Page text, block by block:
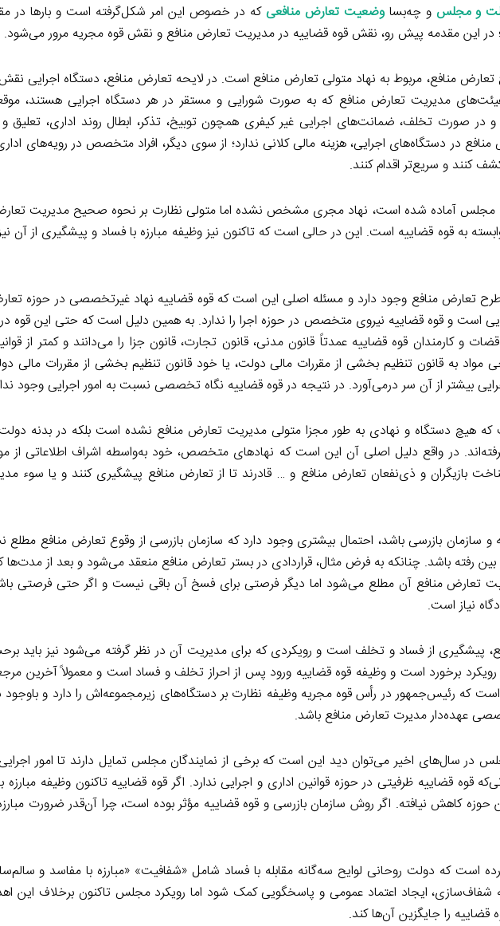
و مجلس و چه‌بساوضعیت تعارض منافعی که در خصوص این امر شکل‌گرفته است و بارها در
در این مقدمه پیش رو، نقش قوه قضاییه در مدیریت تعارض منافع و نقش قوه مجریه مرور می‌شود.
منافع، مربوط به نهاد متولی تعارض منافع است. در لایحه تعارض منافع، دستگاه اجرایی
هیئت‌های مدیریت تعارض منافع که به صورت شورایی و مستقر در هر دستگاه اجرایی هستند،
صورت تخلف، ضمانت‌های اجرایی غیر کیفری همچون توبیخ، تذکر، ابطال روند اداری، تعلیق
در دستگاه‌های اجرایی، هزینه مالی کلانی ندارد؛ از سوی دیگر، افراد متخصص در رویه‌های
کنند و سریع‌تر اقدام کنند.
مجلس آماده شده است، نهاد مجری مشخص نشده اما متولی نظارت بر نحوه صحیح مدیریت
به قوه قضاییه است. این در حالی است که تاکنون نیز وظیفه مبارزه با فساد و پیشگیری از آن
تعارض منافع وجود دارد و مسئله اصلی این است که قوه قضاییه نهاد غیرتخصصی در حوزه
است و قوه قضاییه نیروی متخصص در حوزه اجرا را ندارد. به همین دلیل است که حتی این قوه در
و کارمندان قوه قضاییه عمدتاً قانون مدنی، قانون تجارت، قانون جزا را می‌دانند و کمتر از
مواد به قانون تنظیم بخشی از مقررات مالی دولت، یا خود قانون تنظیم بخشی از مقررات مالی
بیشتر از آن سر درمی‌آورد. در نتیجه در قوه قضاییه نگاه تخصصی نسبت به امور اجرایی وجود
که هیچ دستگاه و نهادی به طور مجزا متولی مدیریت تعارض منافع نشده است بلکه در بدنه
گرفته‌اند. در واقع دلیل اصلی آن این است که نهادهای متخصص، خود به‌واسطه اشراف اطلاعاتی از
بازیگران و ذی‌نفعان تعارض منافع و … قادرند تا از تعارض منافع پیشگیری کنند و یا سوء
و سازمان بازرسی باشد، احتمال بیشتری وجود دارد که سازمان بازرسی از وقوع تعارض منافع مطلع
بین رفته باشد. چنانکه به فرض مثال، قراردادی در بستر تعارض منافع منعقد می‌شود و بعد از مدت‌ها
تعارض منافع آن مطلع می‌شود اما دیگر فرصتی برای فسخ آن باقی نیست و اگر حتی فرصتی
نیاز است.
پیشگیری از فساد و تخلف است و رویکردی که برای مدیریت آن در نظر گرفته می‌شود نیز باید
رویکرد برخورد است و وظیفه قوه قضاییه ورود پس از احراز تخلف و فساد است و معمولاً آخرین
که رئیس‌جمهور در رأس قوه مجریه وظیفه نظارت بر دستگاه‌های زیرمجموعه‌اش را دارد و باوجود
عهده‌دار مدیرت تعارض منافع باشد.
در سال‌های اخیر می‌توان دید این است که برخی از نمایندگان مجلس تمایل دارند تا امور
قوه قضاییه ظرفیتی در حوزه قوانین اداری و اجرایی ندارد. اگر قوه قضاییه تاکنون وظیفه مبارزه
کاهش نیافته. اگر روش سازمان بازرسی و قوه قضاییه مؤثر بوده است، چرا آن‌قدر ضرورت
است که دولت روحانی لوایح سه‌گانه مقابله با فساد شامل «شفافیت» «مبارزه با مفاسد و
شفاف‌سازی، ایجاد اعتماد عمومی و پاسخگویی کمک شود اما رویکرد مجلس تاکنون برخلاف این
را جایگزین آن‌ها کند.